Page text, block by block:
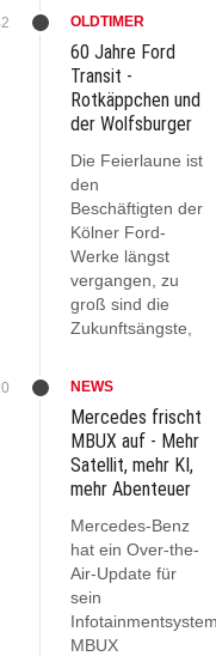
OLDTIMER
60 Jahre Ford
Transit -
Rotkäppchen und
der Wolfsburger
Die Feierlaune ist
den
Beschäftigten der
Kölner Ford-
Werke längst
vergangen, zu
groß sind die
Zukunftsängste,
NEWS
Mercedes frischt
MBUX auf - Mehr
Satellit, mehr KI,
mehr Abenteuer
Mercedes-Benz
hat ein Over-the-
Air-Update für
sein
MBUX